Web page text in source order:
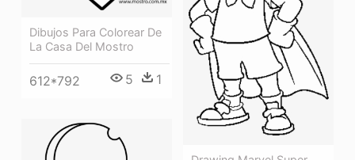
Dibujos Para Colorear De
La Casa Del Mostro
612*792 5 1